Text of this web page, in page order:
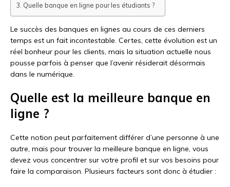
Quelle banque en ligne pour les étudiants ?
Le succès des banques en lignes au cours de ces derniers
temps est un fait incontestable. Certes, cette évolution est un
réel bonheur pour les clients, mais la situation actuelle nous
pousse parfois à penser que l’avenir résiderait désormais
dans le numérique.
Quelle est la meilleure banque en
ligne ?
Cette notion peut parfaitement différer d’une personne à une
autre, mais pour trouver la meilleure banque en ligne, vous
devez vous concentrer sur votre profil et sur vos besoins pour
faire la comparaison. Plusieurs facteurs sont donc à étudier :